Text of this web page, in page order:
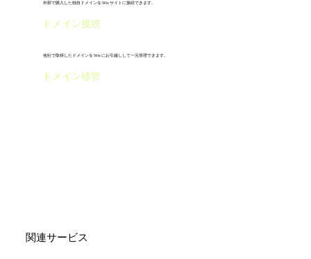
外部で購入した独自ドメインを Wix サイトに接続できます。
ドメイン接続
他社で取得したドメインを Wix にお引越しして一元管理できます。
ドメイン移管
関連サービス